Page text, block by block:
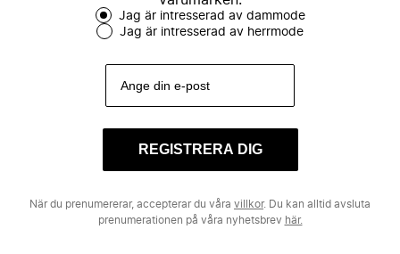
Jag är intresserad av dammode
Jag är intresserad av herrmode
REGISTRERA DIG
När du prenumererar, accepterar du våra villkor. Du kan alltid avsluta
prenumerationen på våra nyhetsbrev här.